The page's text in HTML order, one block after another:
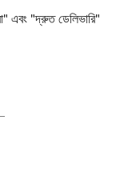
এবং "দ্রুত ডেলিভারি"